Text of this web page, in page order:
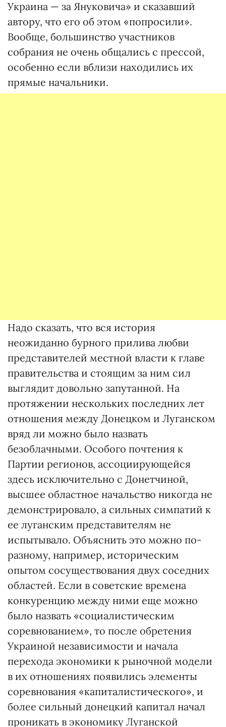
Украина — за Януковича» и сказавший
автору, что его об этом «попросили».
Вообще, большинство участников
собрания не очень общались с прессой,
особенно если вблизи находились их
прямые начальники.
Надо сказать, что вся история
неожиданно бурного прилива любви
представителей местной власти к главе
правительства и стоящим за ним сил
выглядит довольно запутанной. На
протяжении нескольких последних лет
отношения между Донецком и Луганском
вряд ли можно было назвать
безоблачными. Особого почтения к
Партии регионов, ассоциирующейся
здесь исключительно с Донетчиной,
высшее областное начальство никогда не
демонстрировало, а сильных симпатий к
ее луганским представителям не
испытывало. Объяснить это можно по-
разному, например, историческим
опытом сосуществования двух соседних
областей. Если в советские времена
конкуренцию между ними еще можно
было назвать «социалистическим
соревнованием», то после обретения
Украиной независимости и начала
перехода экономики к рыночной модели
в их отношениях появились элементы
соревнования «капиталистического», и
более сильный донецкий капитал начал
проникать в экономику Луганской